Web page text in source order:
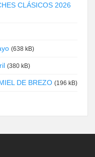
CLÁSICOS 2026
(638 kB)
(380 kB)
DE BREZO (196 kB)